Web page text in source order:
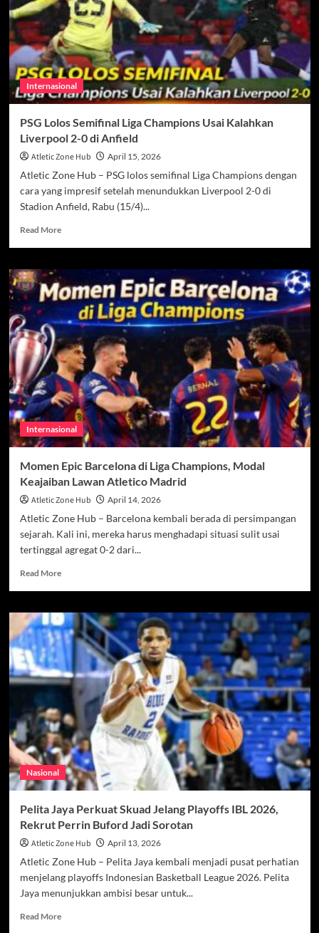
Hampir
Pensiun
yang
Berujung
Gemilang
di
WTA
Internasional
PSG Lolos Semifinal Liga Champions Usai Kalahkan
Liverpool 2-0 di Anfield
Atletic Zone Hub April 15, 2026
Atletic Zone Hub – PSG lolos semifinal Liga Champions dengan
cara yang impresif setelah menundukkan Liverpool 2-0 di
Stadion Anfield, Rabu (15/4)...
Read MoreRead
PSG
Lolos
Semifinal
Liga
Champions
Usai
Kalahkan
Liverpool
2-
0
di
Anfield
Internasional
Momen Epic Barcelona di Liga Champions, Modal
Keajaiban Lawan Atletico Madrid
Atletic Zone Hub April 14, 2026
Atletic Zone Hub – Barcelona kembali berada di persimpangan
sejarah. Kali ini, mereka harus menghadapi situasi sulit usai
tertinggal agregat 0-2 dari...
Read MoreRead
Momen
Epic
Barcelona
di
Liga
Champions,
Modal
Keajaiban
Lawan
Atletico
Madrid
Nasional
Pelita Jaya Perkuat Skuad Jelang Playoffs IBL 2026,
Rekrut Perrin Buford Jadi Sorotan
Atletic Zone Hub April 13, 2026
Atletic Zone Hub – Pelita Jaya kembali menjadi pusat perhatian
menjelang playoffs Indonesian Basketball League 2026. Pelita
Jaya menunjukkan ambisi besar untuk...
Read MoreRead